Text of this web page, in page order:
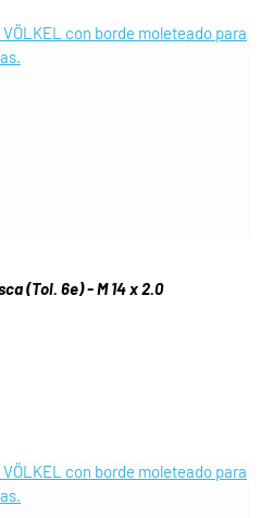
(Tol. 6e) - M 14 x 2.0